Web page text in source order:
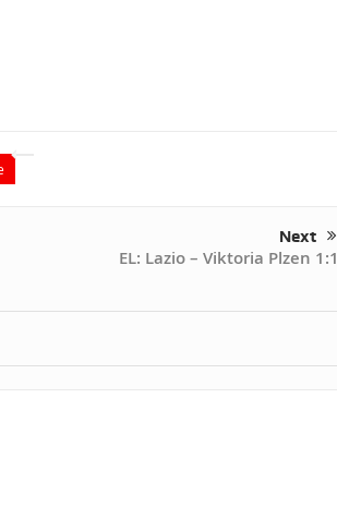
Next
EL: Lazio – Viktoria Plzen 1:1